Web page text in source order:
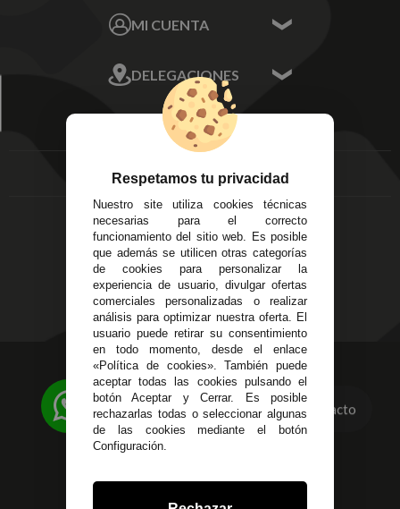
Sobre nosotros
MI CUENTA
Mis Direcciones
Mis Pedidos
Mis favoritos
FAQ's
DELEGACIONES
Écija - Sevilla
Av. Plaza de Toros.
Local 3
C/ Ingeniero Iribarren,
14
Alzira - Valencia
C/ Esplugues, 135
EMPRESA
Entregas y
Devoluciones
Política de Privacidad
Pago Seguro
Terminos y
Condiciones Generales
Políticas de Cookies
623 23 31 98
Atendemos Whatsapp
955 44 45 43/955 44 45 44
Avenida Plaza de Toros,
Contacto
Respetamos tu privacidad
Nuestro site utiliza cookies técnicas
necesarias para el correcto
funcionamiento del sitio web. Es posible
que además se utilicen otras categorías
de cookies para personalizar la
experiencia de usuario, divulgar ofertas
comerciales personalizadas o realizar
análisis para optimizar nuestra oferta. El
usuario puede retirar su consentimiento
en todo momento, desde el enlace
«Política de cookies». También puede
aceptar todas las cookies pulsando el
botón Aceptar y Cerrar. Es posible
rechazarlas todas o seleccionar algunas
de las cookies mediante el botón
Configuración.